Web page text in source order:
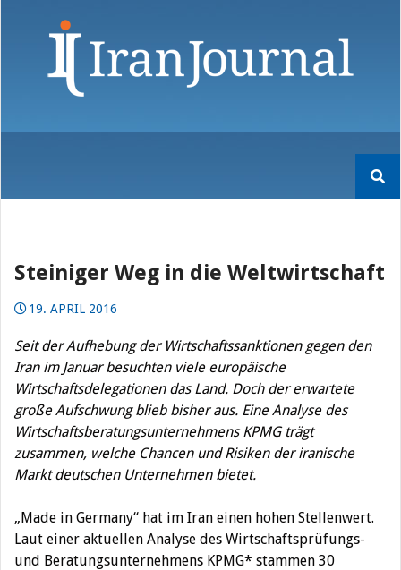
nach:
Steiniger Weg in die Weltwirtschaft
19. APRIL 2016
Seit der Aufhebung der Wirtschaftssanktionen gegen den
Iran im Januar besuchten viele europäische
Wirtschaftsdelegationen das Land. Doch der erwartete
große Aufschwung blieb bisher aus. Eine Analyse des
Wirtschaftsberatungsunternehmens KPMG trägt
zusammen, welche Chancen und Risiken der iranische
Markt deutschen Unternehmen bietet.
„Made in Germany“ hat im Iran einen hohen Stellenwert.
Laut einer aktuellen Analyse des Wirtschaftsprüfungs-
und Beratungsunternehmens KPMG* stammen 30